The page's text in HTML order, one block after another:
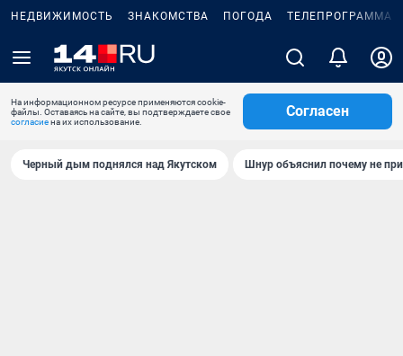
НЕДВИЖИМОСТЬ ЗНАКОМСТВА ПОГОДА ТЕЛЕПРОГРАММА
На информационном ресурсе применяются cookie-
файлы. Оставаясь на сайте, вы подтверждаете свое
согласиена их использование.
Согласен
Черный дым поднялся над Якутском Шнур объяснил почему не